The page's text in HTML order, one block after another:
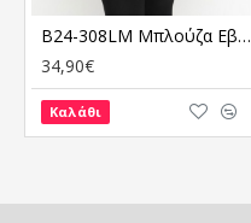
B24-308LM Μπλούζα Εβαζέ Πλεκτή - Μπλε Ρουά
34,90€
Καλάθι